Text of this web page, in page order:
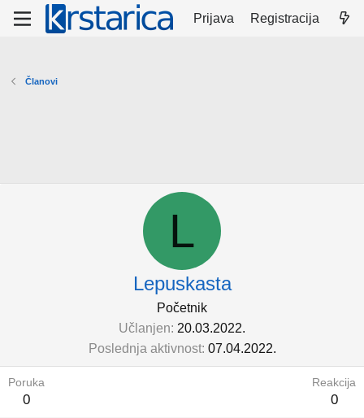
Prijava Registracija
Članovi
L
Lepuskasta
Početnik
Učlanjen 20.03.2022.
Poslednja aktivnost 07.04.2022.
Poruka
0
Reakcija
0